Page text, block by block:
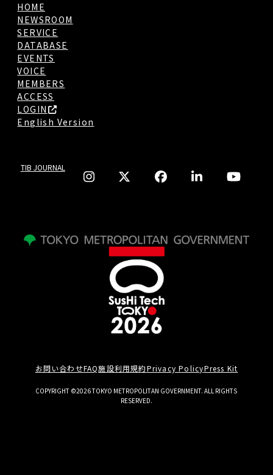
HOME
NEWSROOM
SERVICE
DATABASE
EVENTS
VOICE
MEMBERS
ACCESS
LOGIN
English Version
TIB JOURNAL
お問い合わせFAQ施設利用規約Privacy PolicyPress Kit
COPYRIGHT ©2026 TOKYO METROPOLITAN GOVERNMENT. ALL RIGHTS
RESERVED.